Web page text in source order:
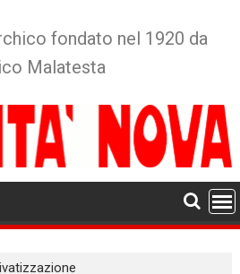
fondato nel 1920 da
Malatesta